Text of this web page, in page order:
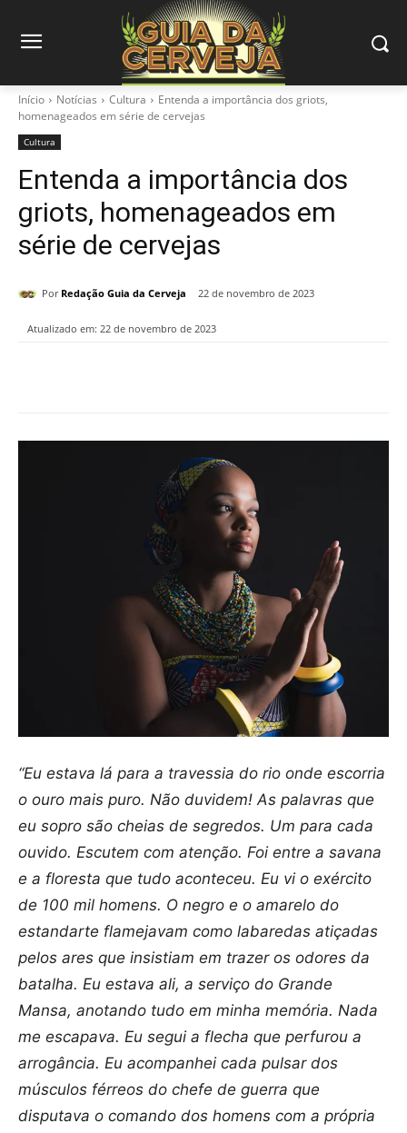
Início Notícias Cultura
Entenda a importância dos griots,
homenageados em série de cervejas
Cultura
Entenda a importância dos
griots, homenageados em
série de cervejas
Por Redação Guia da Cerveja 22 de novembro de 2023
Atualizado em: 22 de novembro de 2023
“Eu estava lá para a travessia do rio onde escorria
o ouro mais puro. Não duvidem! As palavras que
eu sopro são cheias de segredos. Um para cada
ouvido. Escutem com atenção. Foi entre a savana
e a floresta que tudo aconteceu. Eu vi o exército
de 100 mil homens. O negro e o amarelo do
estandarte flamejavam como labaredas atiçadas
pelos ares que insistiam em trazer os odores da
batalha. Eu estava ali, a serviço do Grande
Mansa, anotando tudo em minha memória. Nada
me escapava. Eu segui a flecha que perfurou a
arrogância. Eu acompanhei cada pulsar dos
músculos férreos do chefe de guerra que
disputava o comando dos homens com a própria